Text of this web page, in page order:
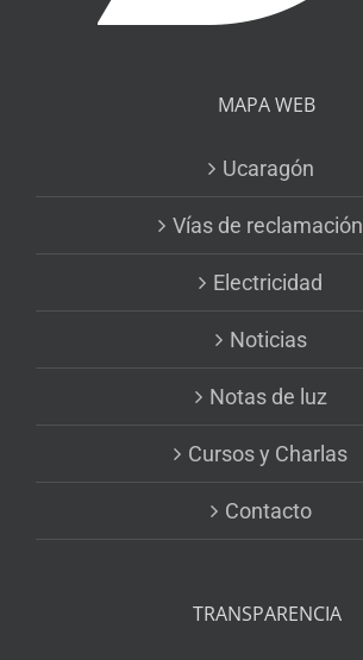
MAPA WEB
Ucaragón
Vías de reclamación
Electricidad
Noticias
Notas de luz
Cursos y Charlas
Contacto
TRANSPARENCIA